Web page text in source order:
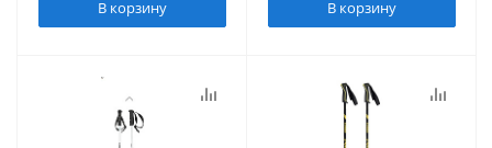
В корзину В корзину